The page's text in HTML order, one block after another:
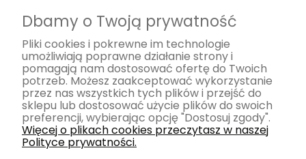
Sofy
Narożniki
Meble z funkcją spania Smart
Meble modułowe
Fotele
Pufy
Łóżka
Krzesła
Dbamy o Twoją prywatność
Pliki cookies i pokrewne im technologie
umożliwiają poprawne działanie strony i
pomagają nam dostosować ofertę do Twoich
potrzeb. Możesz zaakceptować wykorzystanie
przez nas wszystkich tych plików i przejść do
sklepu lub dostosować użycie plików do swoich
preferencji, wybierając opcję "Dostosuj zgody".
Więcej o plikach cookies przeczytasz w naszej
Polityce prywatności.